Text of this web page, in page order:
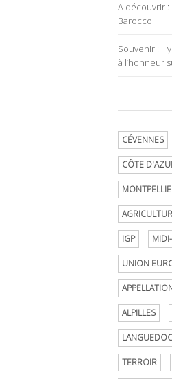
A découvrir :
Barocco
Souvenir : il
à l’honneur
CÉVENNES
CÔTE
IGP
UNION
ALPILLES
TERROIR